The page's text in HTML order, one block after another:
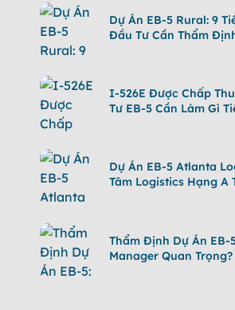
Dự Án EB-5 Rural: 9
Đầu Tư Cần Thẩm
I-526E Được Chấp
Tư EB-5 Cần Làm Gì
Dự Án EB-5 Atlanta
Tâm Logistics Hạng A
Thẩm Định Dự Án EB-
Manager Quan Trọng?